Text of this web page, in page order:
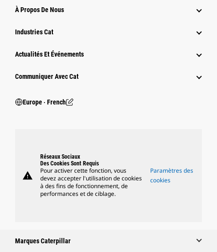
À Propos De Nous
Industries Cat
Actualités Et Événements
Communiquer Avec Cat
Europe ‧ French
warning
Réseaux Sociaux
Des Cookies Sont Requis
Pour activer cette fonction, vous
devez accepter l'utilisation de cookies
à des fins de fonctionnement, de
performances et de ciblage.
Paramètres des
cookies
Marques Caterpillar